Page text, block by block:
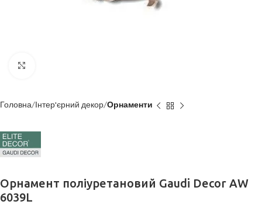
Головна Інтер'єрний декор Орнаменти
Орнамент поліуретановий Gaudi Decor AW
6039L